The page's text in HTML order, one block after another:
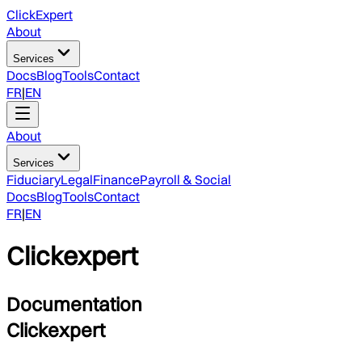
ClickExpert
About
Services
DocsBlogToolsContact
FR|EN
About
Services
FiduciaryLegalFinancePayroll & Social
DocsBlogToolsContact
FR|EN
Clickexpert
Documentation
Clickexpert